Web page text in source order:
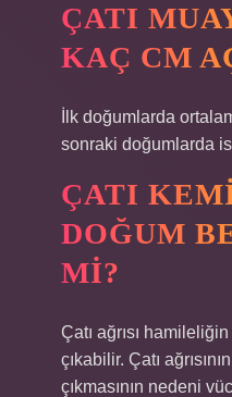
ÇATI
KAÇ CM
İlk doğumlarda
sonraki doğumlarda
ÇATI
DOĞUM
MI?
Çatı ağrısı
çıkabilir. Çatı
çıkmasının nedeni